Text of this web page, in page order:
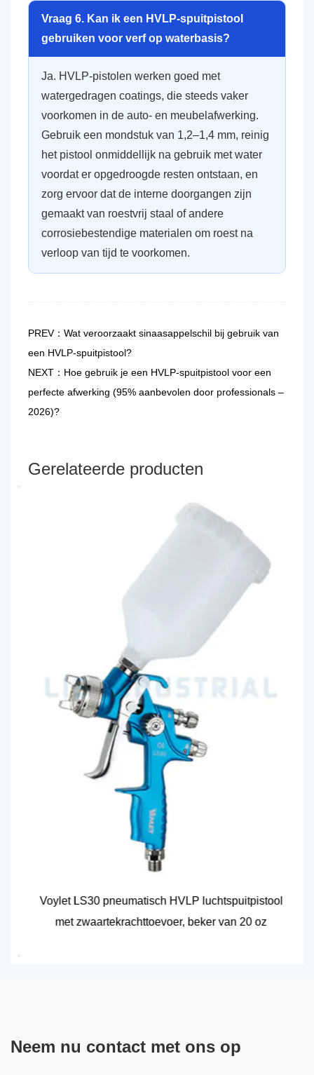
Vraag 6. Kan ik een HVLP-spuitpistool
gebruiken voor verf op waterbasis?
Ja. HVLP-pistolen werken goed met
watergedragen coatings, die steeds vaker
voorkomen in de auto- en meubelafwerking.
Gebruik een mondstuk van 1,2–1,4 mm, reinig
het pistool onmiddellijk na gebruik met water
voordat er opgedroogde resten ontstaan, en
zorg ervoor dat de interne doorgangen zijn
gemaakt van roestvrij staal of andere
corrosiebestendige materialen om roest na
verloop van tijd te voorkomen.
PREV：Wat veroorzaakt sinaasappelschil bij gebruik van
een HVLP-spuitpistool?
NEXT：Hoe gebruik je een HVLP-spuitpistool voor een
perfecte afwerking (95% aanbevolen door professionals –
2026)?
Gerelateerde producten
Voylet LS30 pneumatisch HVLP luchtspuitpistool
met zwaartekrachttoevoer, beker van 20 oz
Neem nu contact met ons op